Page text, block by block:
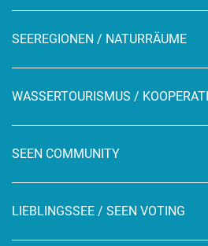
SEEREGIONEN / NATURRÄUME
WASSERTOURISMUS /
SEEN COMMUNITY
LIEBLINGSSEE / SEEN VOTING